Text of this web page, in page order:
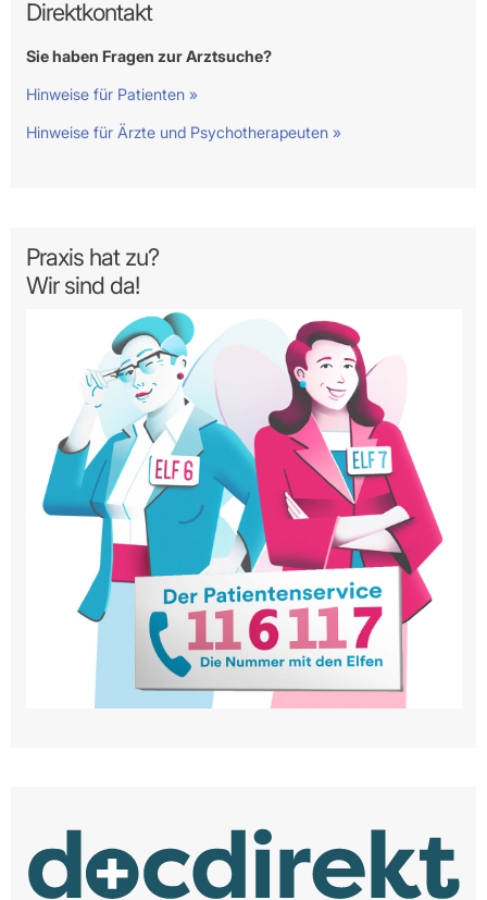
Direktkontakt
Sie haben Fragen zur Arztsuche?
Hinweise für Patienten »
Hinweise für Ärzte und Psychotherapeuten »
Praxis hat zu?
Wir sind da!